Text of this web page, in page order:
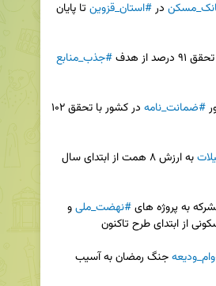
در #استان_قزوین
#جذب_منابع
#ضمانت_نامه
#نهضت_ملی